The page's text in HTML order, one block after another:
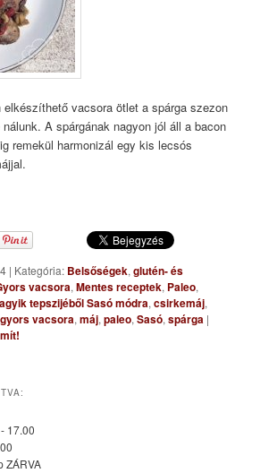
vacsora ötlet a spárga szezon
A spárgának nagyon jól áll a bacon
remekül harmonizál egy kis lecsós
| Kategória: Belsőségek,glutén- és
vacsora,Mentes receptek, Paleo,
tepszijéből Sasó módra,csirkemáj,
gyors vacsora,máj,paleo,Sasó,spárga |
17.00
ZÁRVA